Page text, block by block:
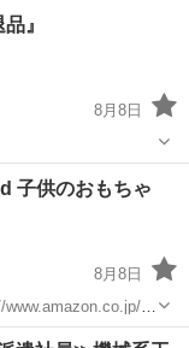
ーム
』
8月8日
ーム ポケカ
木製 パズル bornelund 子供のおもちゃ
8月8日
パズル-